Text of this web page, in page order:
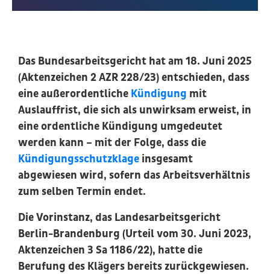
Das Bundesarbeitsgericht hat am 18. Juni 2025
(Aktenzeichen 2 AZR 228/23) entschieden, dass
eine außerordentliche Kündigung mit
Auslauffrist, die sich als unwirksam erweist, in
eine ordentliche Kündigung umgedeutet
werden kann – mit der Folge, dass die
Kündigungsschutzklage insgesamt
abgewiesen wird, sofern das Arbeitsverhältnis
zum selben Termin endet.
Die Vorinstanz, das Landesarbeitsgericht
Berlin-Brandenburg (Urteil vom 30. Juni 2023,
Aktenzeichen 3 Sa 1186/22), hatte die
Berufung des Klägers bereits zurückgewiesen.